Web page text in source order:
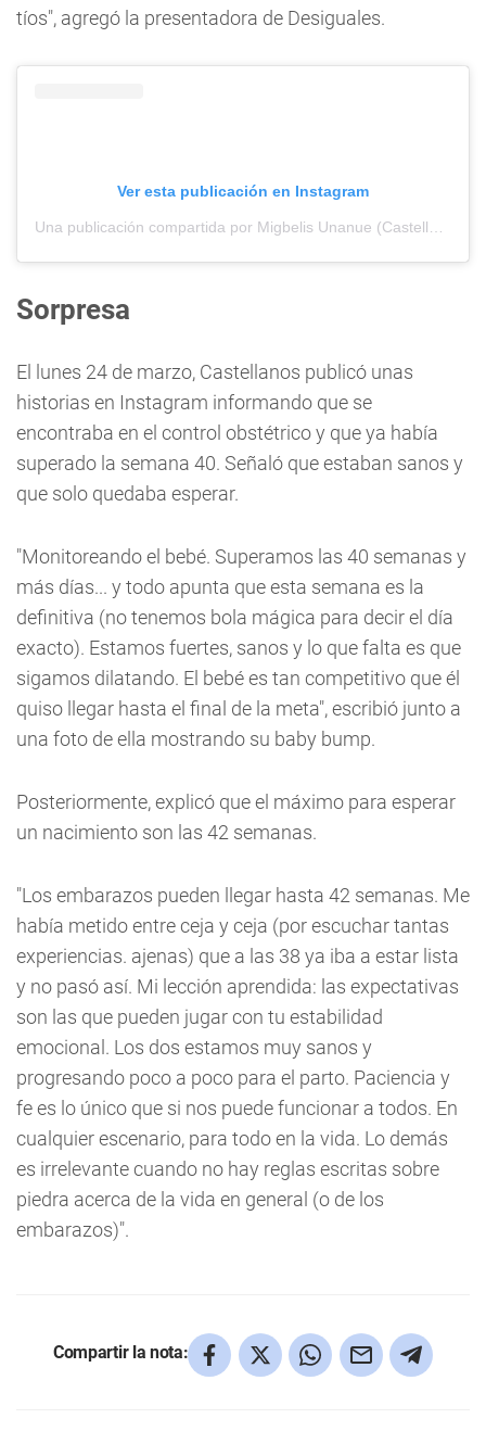
tíos", agregó la presentadora de Desiguales.
Ver esta publicación en Instagram
Sorpresa
El lunes 24 de marzo, Castellanos publicó unas
historias en Instagram informando que se
encontraba en el control obstétrico y que ya había
superado la semana 40. Señaló que estaban sanos y
que solo quedaba esperar.
"Monitoreando el bebé. Superamos las 40 semanas y
más días... y todo apunta que esta semana es la
definitiva (no tenemos bola mágica para decir el día
exacto). Estamos fuertes, sanos y lo que falta es que
sigamos dilatando. El bebé es tan competitivo que él
quiso llegar hasta el final de la meta", escribió junto a
una foto de ella mostrando su baby bump.
Posteriormente, explicó que el máximo para esperar
un nacimiento son las 42 semanas.
"Los embarazos pueden llegar hasta 42 semanas. Me
había metido entre ceja y ceja (por escuchar tantas
experiencias. ajenas) que a las 38 ya iba a estar lista
y no pasó así. Mi lección aprendida: las expectativas
son las que pueden jugar con tu estabilidad
emocional. Los dos estamos muy sanos y
progresando poco a poco para el parto. Paciencia y
fe es lo único que si nos puede funcionar a todos. En
cualquier escenario, para todo en la vida. Lo demás
es irrelevante cuando no hay reglas escritas sobre
piedra acerca de la vida en general (o de los
embarazos)".
Compartir la nota: